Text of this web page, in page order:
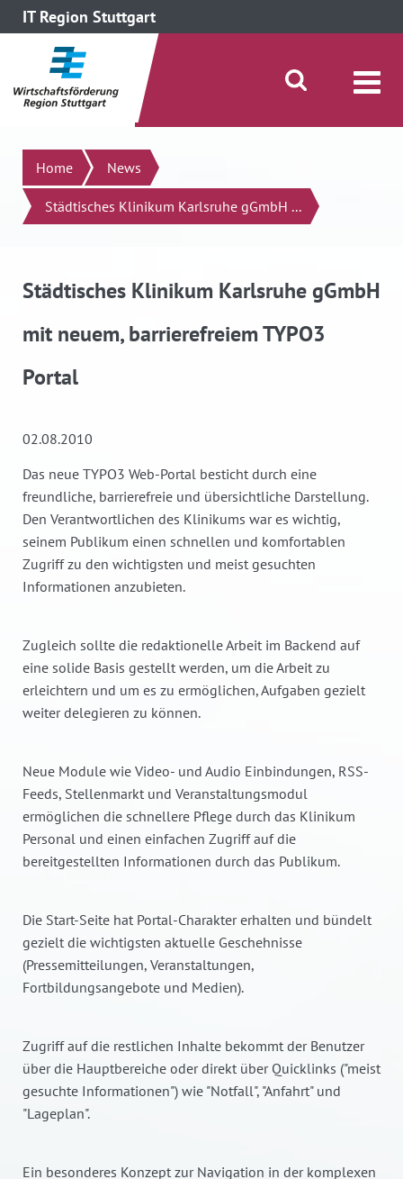
IT Region Stuttgart
direkt zum Inhalt dieser Seite
direkt zum Menü springen
Suche öffnen/schließen
Suchen
Home News
Städtisches Klinikum Karlsruhe gGmbH ...
Städtisches Klinikum Karlsruhe gGmbH
mit neuem, barrierefreiem TYPO3
Portal
02.08.2010
Das neue TYPO3 Web-Portal besticht durch eine
freundliche, barrierefreie und übersichtliche Darstellung.
Den Verantwortlichen des Klinikums war es wichtig,
seinem Publikum einen schnellen und komfortablen
Zugriff zu den wichtigsten und meist gesuchten
Informationen anzubieten.
Zugleich sollte die redaktionelle Arbeit im Backend auf
eine solide Basis gestellt werden, um die Arbeit zu
erleichtern und um es zu ermöglichen, Aufgaben gezielt
weiter delegieren zu können.
Neue Module wie Video- und Audio Einbindungen, RSS-
Feeds, Stellenmarkt und Veranstaltungsmodul
ermöglichen die schnellere Pflege durch das Klinikum
Personal und einen einfachen Zugriff auf die
bereitgestellten Informationen durch das Publikum.
Die Start-Seite hat Portal-Charakter erhalten und bündelt
gezielt die wichtigsten aktuelle Geschehnisse
(Pressemitteilungen, Veranstaltungen,
Fortbildungsangebote und Medien).
Zugriff auf die restlichen Inhalte bekommt der Benutzer
über die Hauptbereiche oder direkt über Quicklinks ("meist
gesuchte Informationen") wie "Notfall", "Anfahrt" und
"Lageplan".
Ein besonderes Konzept zur Navigation in der komplexen